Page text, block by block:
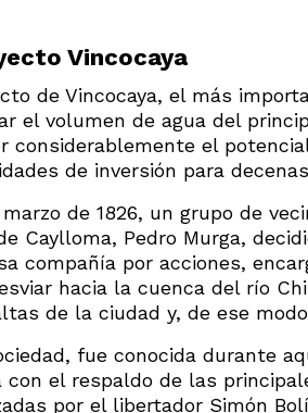
Vincocaya
de Vincocaya, el más
el volumen de agua del
considerablemente el
de inversión para
marzo de 1826, un grupo de
Caylloma, Pedro Murga,
compañía por acciones,
hacia la cuenca del río
de la ciudad y, de ese
fue conocida durante
con el respaldo de las
por el libertador Simón